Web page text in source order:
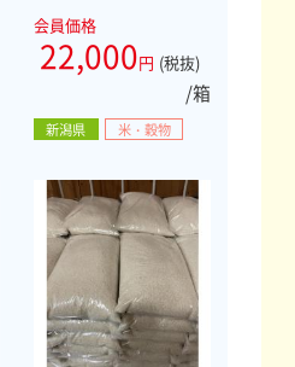
会員価格
22,000円 (税抜)
/箱
新潟県 米・穀物